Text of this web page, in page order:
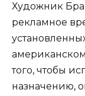
Художник
рекламное
того, чтобы
назначению,